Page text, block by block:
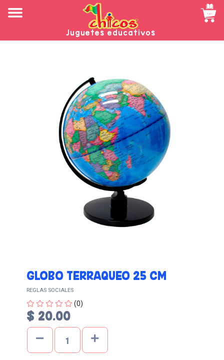
Juguetes educativos
GLOBO TERRAQUEO 25 CM
REGLAS SOCIALES
Four out of Five Stars
(0)
$ 20.00